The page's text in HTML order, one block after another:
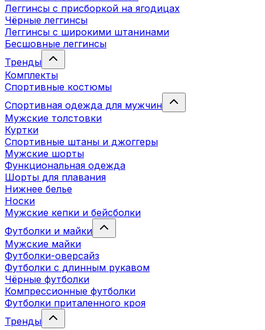
Леггинсы с присборкой на ягодицах
Чёрные леггинсы
Леггинсы с широкими штанинами
Бесшовные леггинсы
Тренды
Комплекты
Спортивные костюмы
Спортивная одежда для мужчин
Мужские толстовки
Куртки
Спортивные штаны и джоггеры
Мужские шорты
Функциональная одежда
Шорты для плавания
Нижнее белье
Носки
Мужские кепки и бейсболки
Футболки и майки
Мужские майки
Футболки-оверсайз
Футболки с длинным рукавом
Чёрные футболки
Компрессионные футболки
Футболки приталенного кроя
Тренды